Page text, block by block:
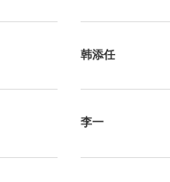
韩添任
李一